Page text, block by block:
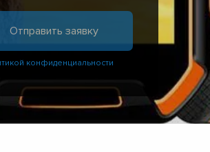
конфиденциальности